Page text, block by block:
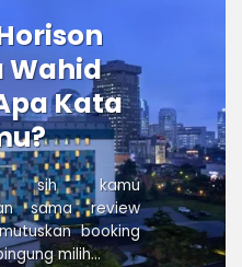
Wahid
Kata
sih kamu
sama review
booking
milih...